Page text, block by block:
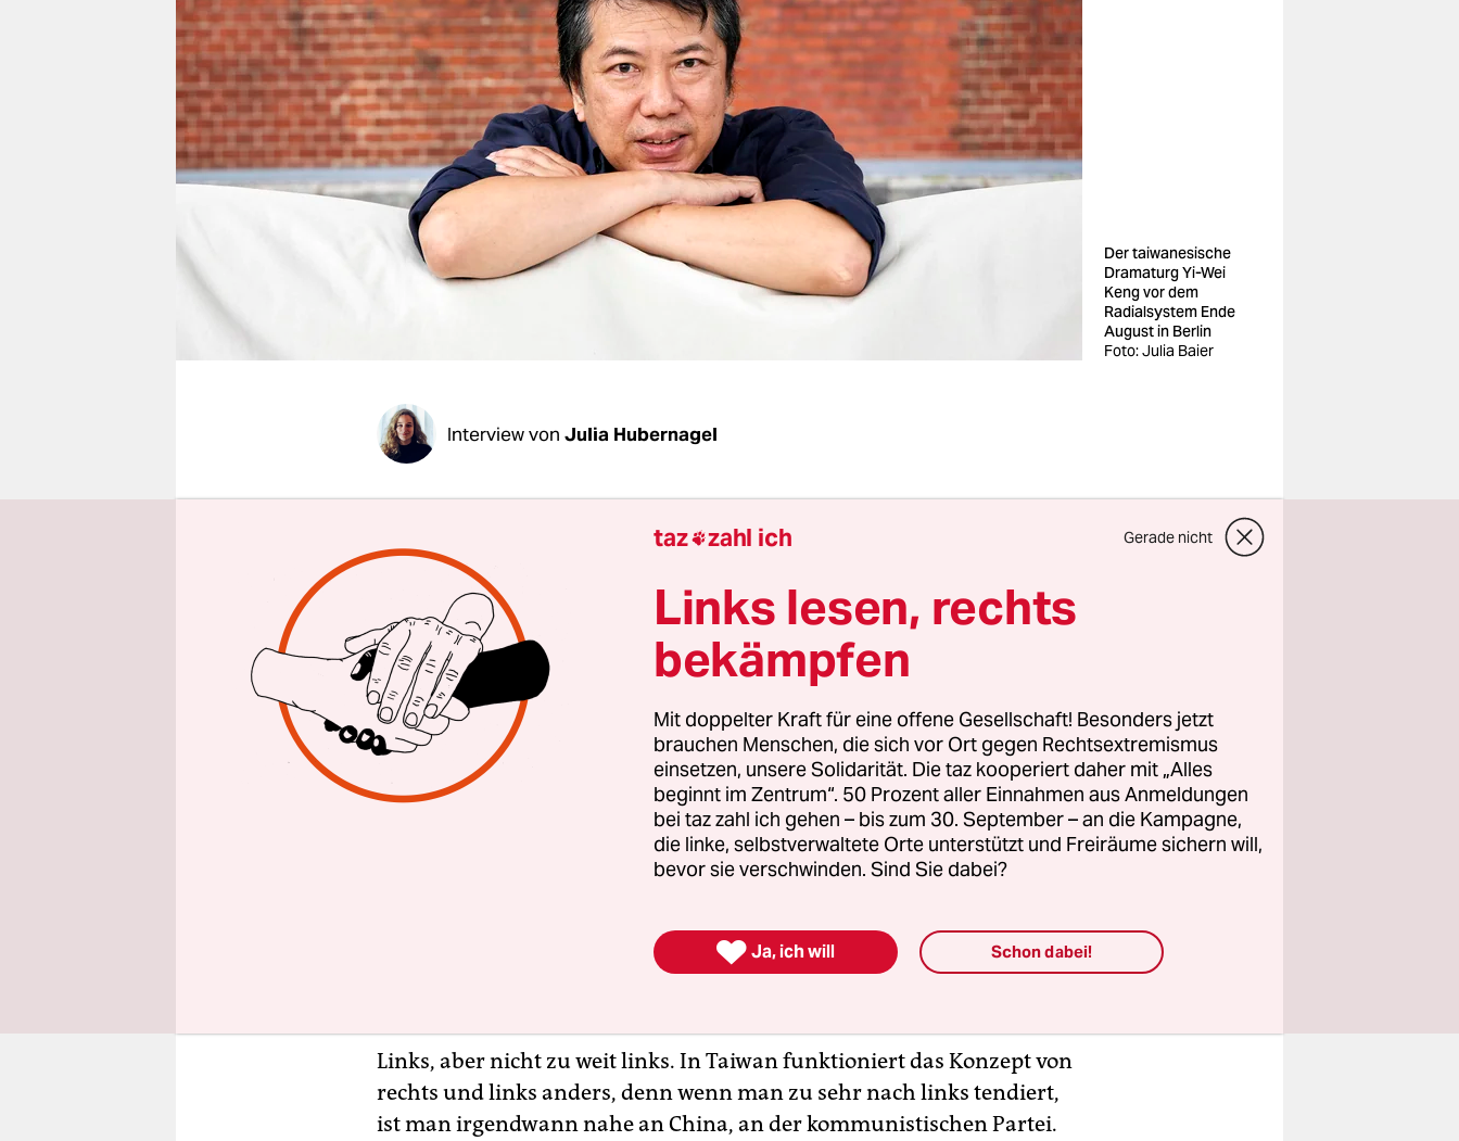
wahrheit
verlag
verlag
veranstaltungen
shop
unterstützen
genossenschaft
Der taiwanesische
Dramaturg Yi-Wei
Keng vor dem
Radialsystem Ende
August in Berlin
Foto: Julia Baier
Interview von Julia Hubernagel
taz: Herr Keng, schön, Sie zu sehen.
Yi-Wei Keng:
Hallo. Man hat mir gesagt, die taz sei eine linke Zeitung.
Stimmt das?
Das stimmt. Wo stehen Sie politisch, links oder rechts?
Im Interview: Yi-Wei Keng
wurde 1969 in Taiwan geboren. Nach seinem Philosophiestudium ging
er 1997 bis 1999 nach Prag, um dort nonverbales Theater zu studieren.
Als künstlerischer Leiter des Taipei Arts Festival führte er von 2012 bis
Keng Dramaturg am National Kaohsiung Center for the Arts im Süden
Links, aber nicht zu weit links. In Taiwan funktioniert das Konzept von
rechts und links anders, denn wenn man zu sehr nach links tendiert,
ist man irgendwann nahe an China, an der kommunistischen Partei.
taz zahl ich Gerade nicht
Links lesen, rechts
bekämpfen
Mit doppelter Kraft für eine offene Gesellschaft! Besonders jetzt
brauchen Menschen, die sich vor Ort gegen Rechtsextremismus
einsetzen, unsere Solidarität. Die taz kooperiert daher mit „Alles
beginnt im Zentrum“. 50 Prozent aller Einnahmen aus Anmeldungen
bei taz zahl ich gehen – bis zum 30. September – an die Kampagne,
die linke, selbstverwaltete Orte unterstützt und Freiräume sichern will,
bevor sie verschwinden. Sind Sie dabei?
 Ja, ich will Schon dabei!